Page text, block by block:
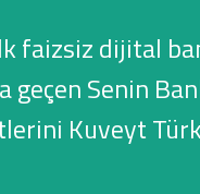
faizsiz dijital
geçen Senin
Kuveyt